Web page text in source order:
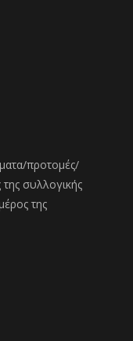
προτομές/
συλλογικής
της